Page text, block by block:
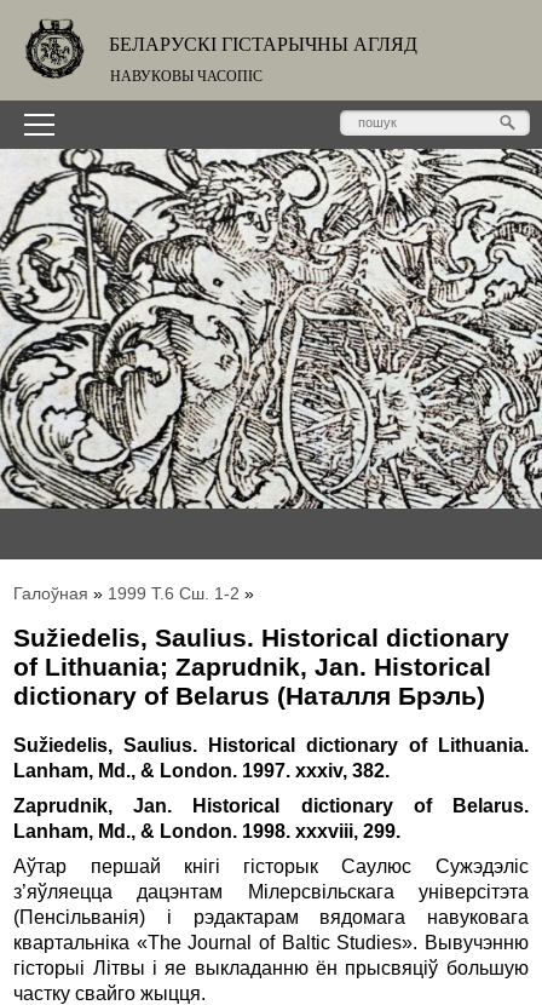
БЕЛАРУСКІ ГІСТАРЫЧНЫ АГЛЯД
НАВУКОВЫ ЧАСОПІС
Галоўная » 1999 Т.6 Сш. 1-2 »
Sužiedelis, Saulius. Historical dictionary
of Lithuania; Zaprudnik, Jan. Historical
dictionary of Belarus (Наталля Брэль)
Sužiedelis, Saulius. Historical dictionary of Lithuania.
Lanham, Md., & London. 1997. xxxiv, 382.
Zaprudnik, Jan. Historical dictionary of Belarus.
Lanham, Md., & London. 1998. xxxviii, 299.
Аўтар першай кнiгi гiсторык Саулюс Сужэдэлiс
з’яўляецца дацэнтам Мiлерсвiльскага унiверсiтэта
(Пенсiльванiя) і рэдактарам вядомага навуковага
квартальнiка «The Journal of Baltic Studies». Вывучэнню
гiсторыi Лiтвы i яе выкладанню ён прысвяцiў большую
частку свайго жыцця.